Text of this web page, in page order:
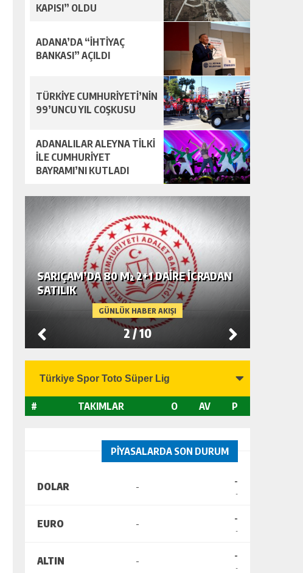
KAPISI” OLDU
ADANA’DA “İHTİYAÇ
BANKASI” AÇILDI
TÜRKİYE CUMHURİYETİ’NİN
99’UNCU YIL COŞKUSU
ADANALILAR ALEYNA TİLKİ
İLE CUMHURİYET
BAYRAMI’NI KUTLADI
GÜNLÜK HABER AKIŞI
SARIÇAM’DA 80 M² 2+1 DAİRE İCRADAN
SATILIK
2/10
# TAKIMLAR O AV P
PİYASALARDA SON DURUM
DOLAR - -
-
EURO - -
-
ALTIN - -
-